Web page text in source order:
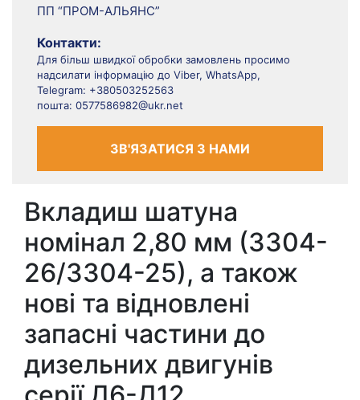
ПП “ПРОМ-АЛЬЯНС”
Контакти:
Для більш швидкої обробки замовлень просимо
надсилати інформацію до Viber, WhatsApp,
Telegram: +380503252563
пошта: 0577586982@ukr.net
ЗВ'ЯЗАТИСЯ З НАМИ
Вкладиш шатуна
номінал 2,80 мм (3304-
26/3304-25), а також
нові та відновлені
запасні частини до
дизельних двигунів